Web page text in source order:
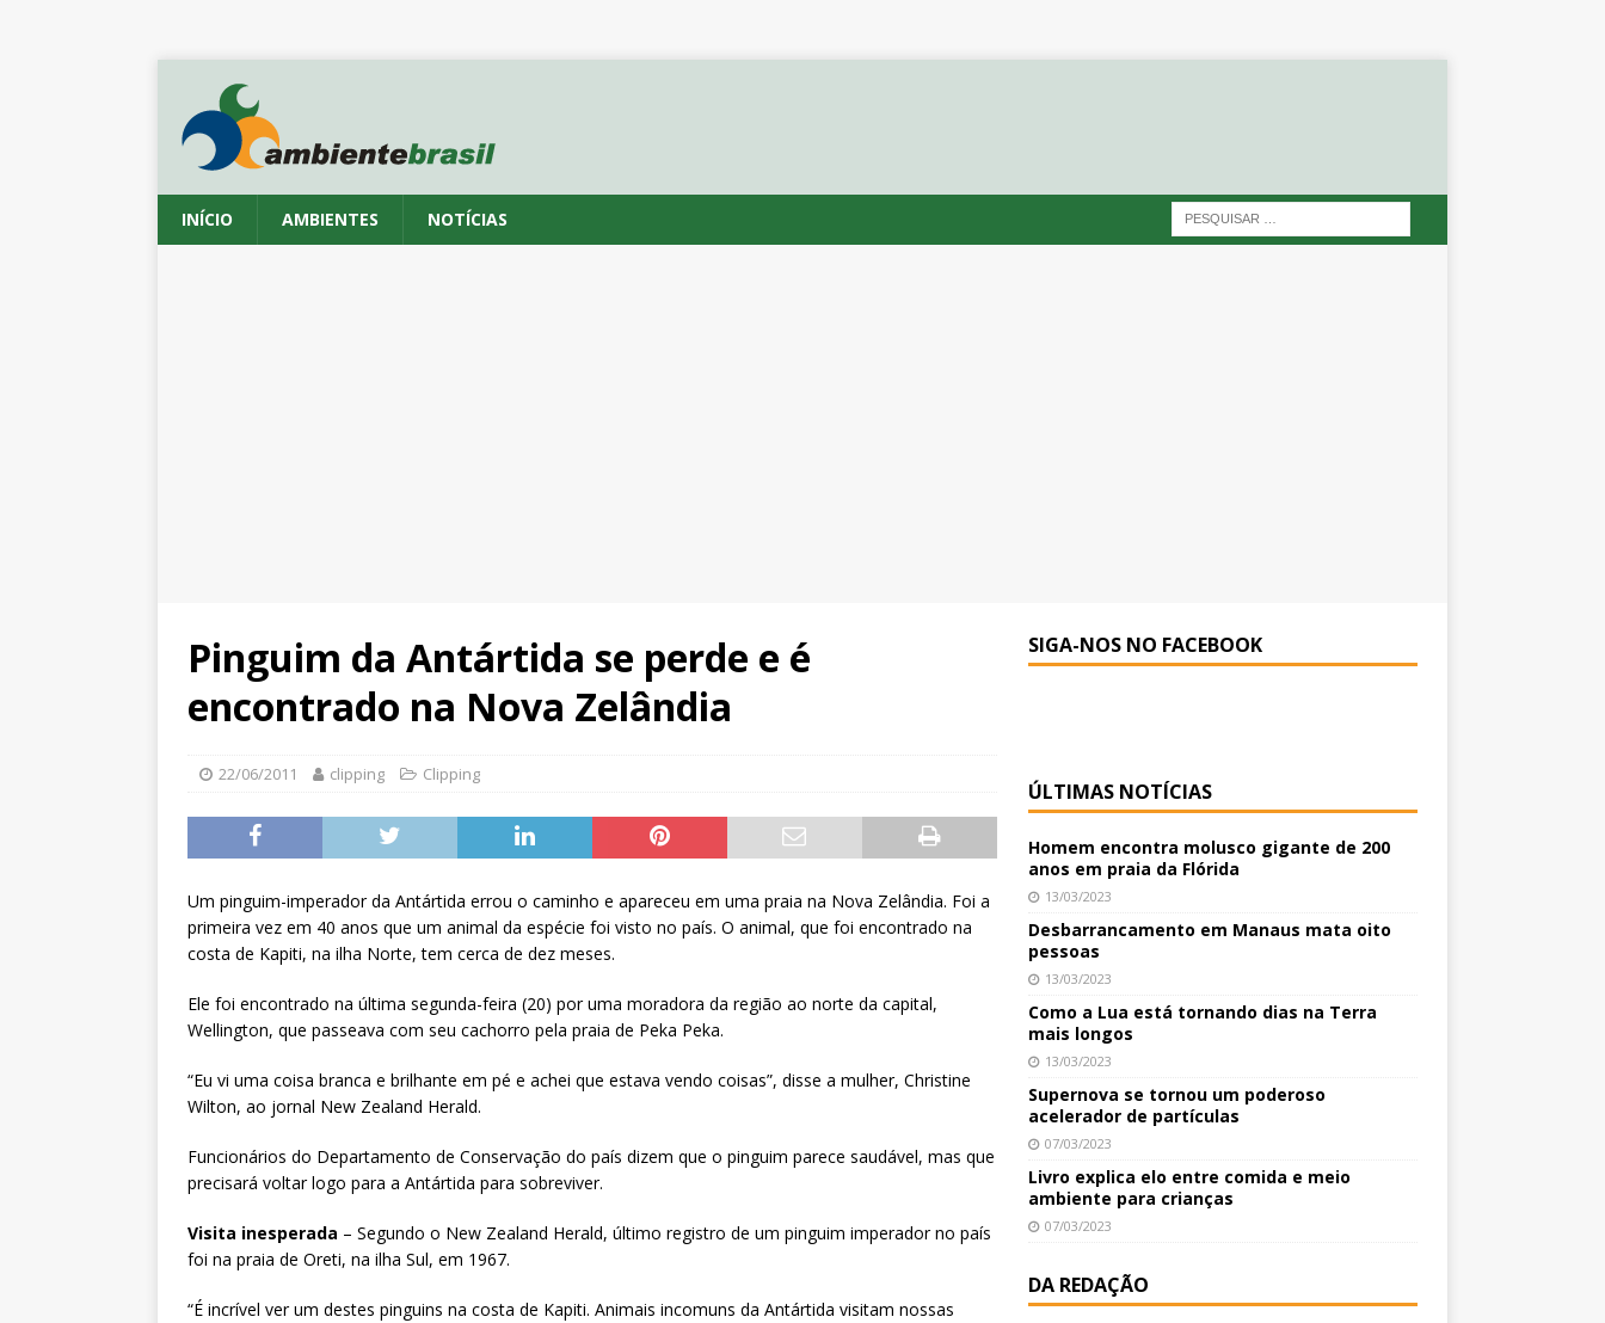
INÍCIO AMBIENTES NOTÍCIAS
Pinguim da Antártida se perde e é
encontrado na Nova Zelândia
22/06/2011 clipping Clipping
Um pinguim-imperador da Antártida errou o caminho e apareceu em uma praia na Nova Zelândia. Foi a
primeira vez em 40 anos que um animal da espécie foi visto no país. O animal, que foi encontrado na
costa de Kapiti, na ilha Norte, tem cerca de dez meses.
Ele foi encontrado na última segunda-feira (20) por uma moradora da região ao norte da capital,
Wellington, que passeava com seu cachorro pela praia de Peka Peka.
“Eu vi uma coisa branca e brilhante em pé e achei que estava vendo coisas”, disse a mulher, Christine
Wilton, ao jornal New Zealand Herald.
Funcionários do Departamento de Conservação do país dizem que o pinguim parece saudável, mas que
precisará voltar logo para a Antártida para sobreviver.
Visita inesperada – Segundo o New Zealand Herald, último registro de um pinguim imperador no país
foi na praia de Oreti, na ilha Sul, em 1967.
“É incrível ver um destes pinguins na costa de Kapiti. Animais incomuns da Antártida visitam nossas
SIGA-NOS NO FACEBOOK
ÚLTIMAS NOTÍCIAS
Homem encontra molusco gigante de 200
anos em praia da Flórida
13/03/2023
Desbarrancamento em Manaus mata oito
pessoas
13/03/2023
Como a Lua está tornando dias na Terra
mais longos
13/03/2023
Supernova se tornou um poderoso
acelerador de partículas
07/03/2023
Livro explica elo entre comida e meio
ambiente para crianças
07/03/2023
DA REDAÇÃO